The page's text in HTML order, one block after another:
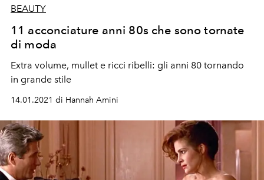
BEAUTY
11 acconciature anni 80s che sono tornate
di moda
Extra volume, mullet e ricci ribelli: gli anni 80 tornando
in grande stile
14.01.2021 di Hannah Amini